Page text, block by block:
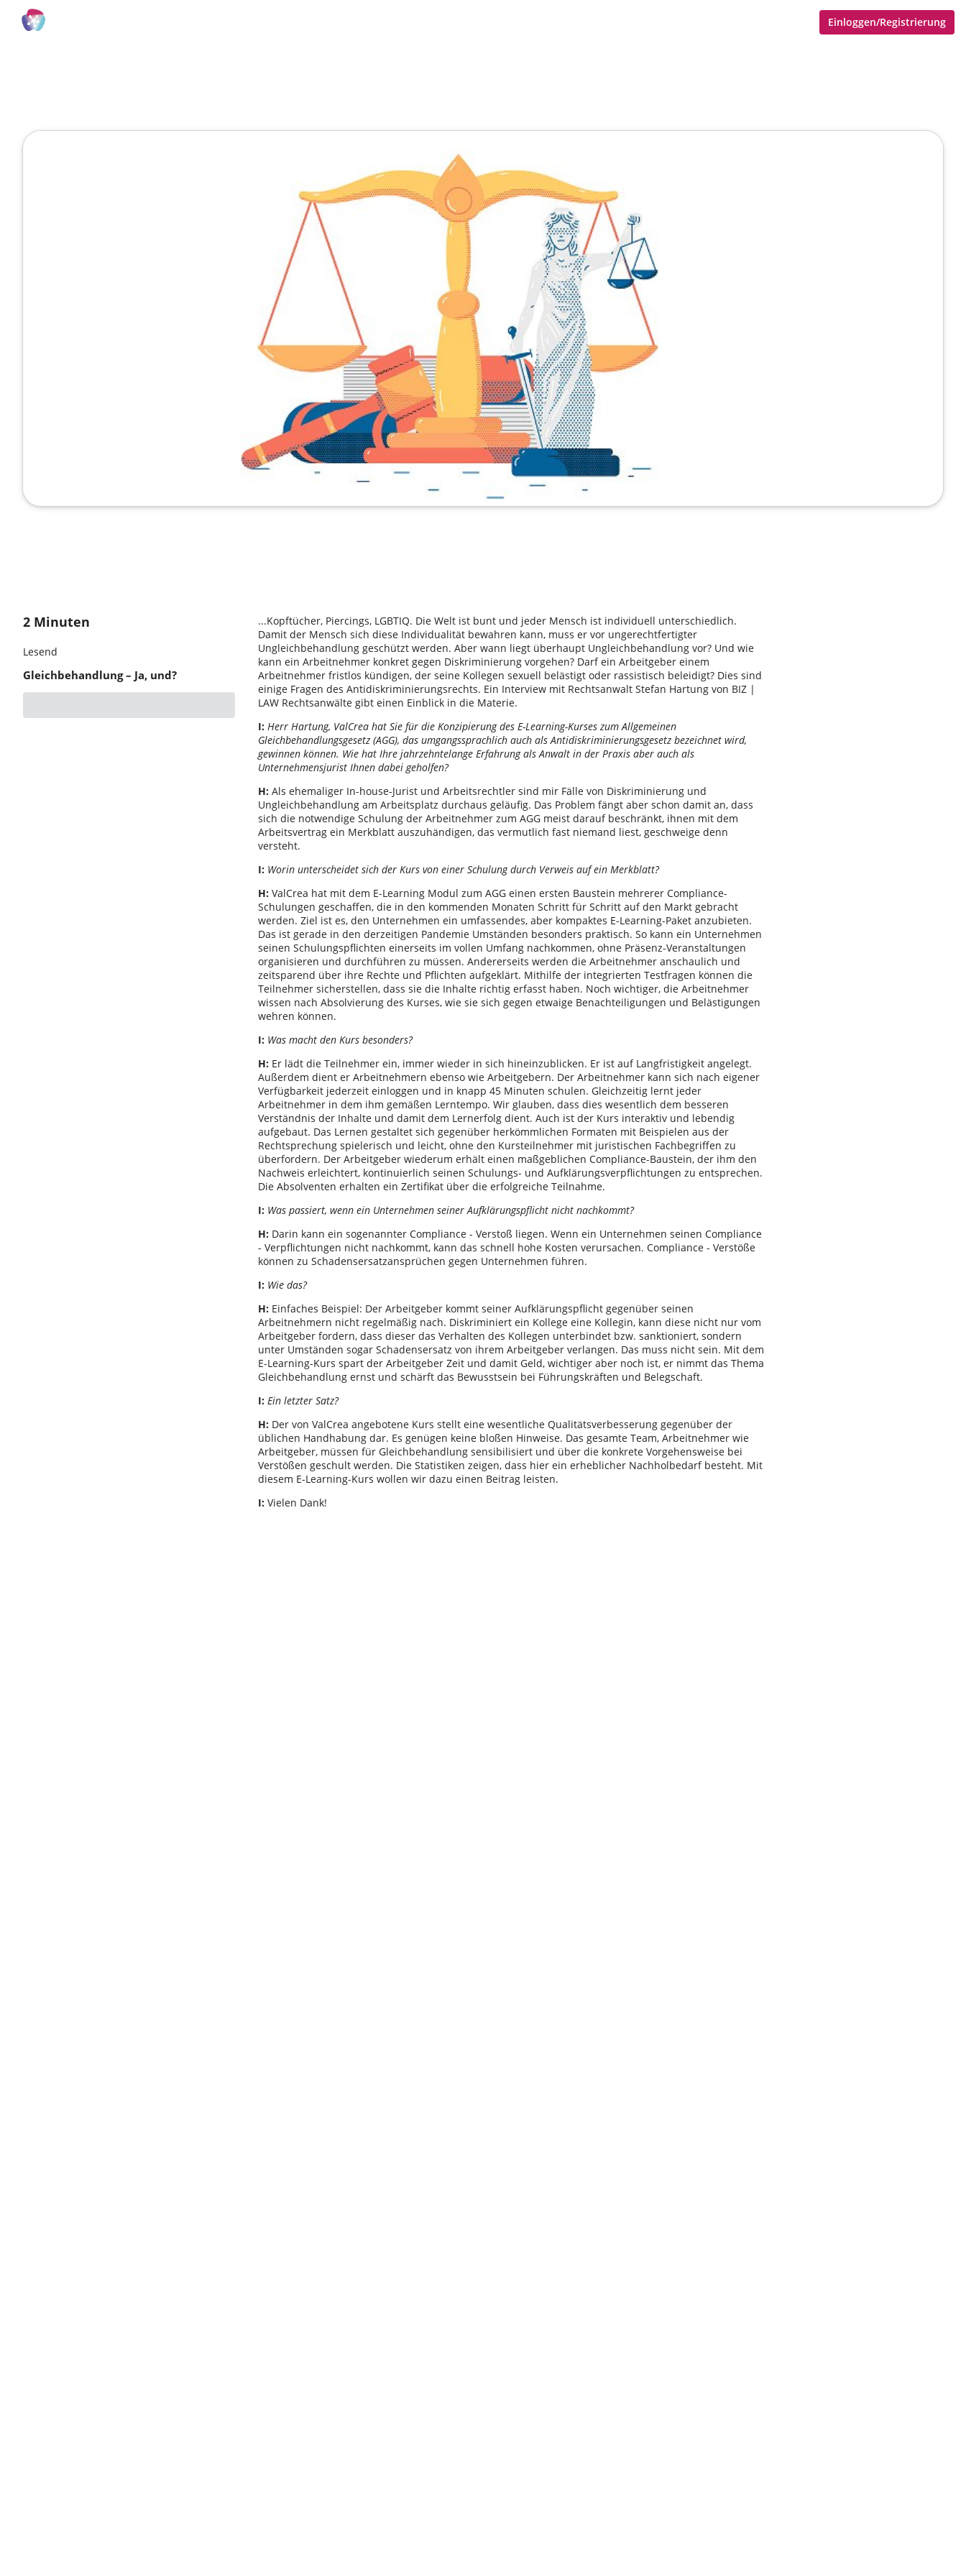
Einloggen/Registrierung
2 Minuten
Lesend
Gleichbehandlung – Ja, und?
...Kopftücher, Piercings, LGBTIQ. Die Welt ist bunt und jeder Mensch ist individuell unterschiedlich.
Damit der Mensch sich diese Individualität bewahren kann, muss er vor ungerechtfertigter
Ungleichbehandlung geschützt werden. Aber wann liegt überhaupt Ungleichbehandlung vor? Und wie
kann ein Arbeitnehmer konkret gegen Diskriminierung vorgehen? Darf ein Arbeitgeber einem
Arbeitnehmer fristlos kündigen, der seine Kollegen sexuell belästigt oder rassistisch beleidigt? Dies sind
einige Fragen des Antidiskriminierungsrechts. Ein Interview mit Rechtsanwalt Stefan Hartung von BIZ |
LAW Rechtsanwälte gibt einen Einblick in die Materie.
I: Herr Hartung, ValCrea hat Sie für die Konzipierung des E-Learning-Kurses zum Allgemeinen
Gleichbehandlungsgesetz (AGG), das umgangssprachlich auch als Antidiskriminierungsgesetz bezeichnet wird,
gewinnen können. Wie hat Ihre jahrzehntelange Erfahrung als Anwalt in der Praxis aber auch als
Unternehmensjurist Ihnen dabei geholfen?
H: Als ehemaliger In-house-Jurist und Arbeitsrechtler sind mir Fälle von Diskriminierung und
Ungleichbehandlung am Arbeitsplatz durchaus geläufig. Das Problem fängt aber schon damit an, dass
sich die notwendige Schulung der Arbeitnehmer zum AGG meist darauf beschränkt, ihnen mit dem
Arbeitsvertrag ein Merkblatt auszuhändigen, das vermutlich fast niemand liest, geschweige denn
versteht.
I: Worin unterscheidet sich der Kurs von einer Schulung durch Verweis auf ein Merkblatt?
H: ValCrea hat mit dem E-Learning Modul zum AGG einen ersten Baustein mehrerer Compliance-
Schulungen geschaffen, die in den kommenden Monaten Schritt für Schritt auf den Markt gebracht
werden. Ziel ist es, den Unternehmen ein umfassendes, aber kompaktes E-Learning-Paket anzubieten.
Das ist gerade in den derzeitigen Pandemie Umständen besonders praktisch. So kann ein Unternehmen
seinen Schulungspflichten einerseits im vollen Umfang nachkommen, ohne Präsenz-Veranstaltungen
organisieren und durchführen zu müssen. Andererseits werden die Arbeitnehmer anschaulich und
zeitsparend über ihre Rechte und Pflichten aufgeklärt. Mithilfe der integrierten Testfragen können die
Teilnehmer sicherstellen, dass sie die Inhalte richtig erfasst haben. Noch wichtiger, die Arbeitnehmer
wissen nach Absolvierung des Kurses, wie sie sich gegen etwaige Benachteiligungen und Belästigungen
wehren können.
I: Was macht den Kurs besonders?
H: Er lädt die Teilnehmer ein, immer wieder in sich hineinzublicken. Er ist auf Langfristigkeit angelegt.
Außerdem dient er Arbeitnehmern ebenso wie Arbeitgebern. Der Arbeitnehmer kann sich nach eigener
Verfügbarkeit jederzeit einloggen und in knapp 45 Minuten schulen. Gleichzeitig lernt jeder
Arbeitnehmer in dem ihm gemäßen Lerntempo. Wir glauben, dass dies wesentlich dem besseren
Verständnis der Inhalte und damit dem Lernerfolg dient. Auch ist der Kurs interaktiv und lebendig
aufgebaut. Das Lernen gestaltet sich gegenüber herkömmlichen Formaten mit Beispielen aus der
Rechtsprechung spielerisch und leicht, ohne den Kursteilnehmer mit juristischen Fachbegriffen zu
überfordern. Der Arbeitgeber wiederum erhält einen maßgeblichen Compliance-Baustein, der ihm den
Nachweis erleichtert, kontinuierlich seinen Schulungs- und Aufklärungsverpflichtungen zu entsprechen.
Die Absolventen erhalten ein Zertifikat über die erfolgreiche Teilnahme.
I: Was passiert, wenn ein Unternehmen seiner Aufklärungspflicht nicht nachkommt?
H: Darin kann ein sogenannter Compliance - Verstoß liegen. Wenn ein Unternehmen seinen Compliance
- Verpflichtungen nicht nachkommt, kann das schnell hohe Kosten verursachen. Compliance - Verstöße
können zu Schadensersatzansprüchen gegen Unternehmen führen.
I: Wie das?
H: Einfaches Beispiel: Der Arbeitgeber kommt seiner Aufklärungspflicht gegenüber seinen
Arbeitnehmern nicht regelmäßig nach. Diskriminiert ein Kollege eine Kollegin, kann diese nicht nur vom
Arbeitgeber fordern, dass dieser das Verhalten des Kollegen unterbindet bzw. sanktioniert, sondern
unter Umständen sogar Schadensersatz von ihrem Arbeitgeber verlangen. Das muss nicht sein. Mit dem
E-Learning-Kurs spart der Arbeitgeber Zeit und damit Geld, wichtiger aber noch ist, er nimmt das Thema
Gleichbehandlung ernst und schärft das Bewusstsein bei Führungskräften und Belegschaft.
I: Ein letzter Satz?
H: Der von ValCrea angebotene Kurs stellt eine wesentliche Qualitätsverbesserung gegenüber der
üblichen Handhabung dar. Es genügen keine bloßen Hinweise. Das gesamte Team, Arbeitnehmer wie
Arbeitgeber, müssen für Gleichbehandlung sensibilisiert und über die konkrete Vorgehensweise bei
Verstößen geschult werden. Die Statistiken zeigen, dass hier ein erheblicher Nachholbedarf besteht. Mit
diesem E-Learning-Kurs wollen wir dazu einen Beitrag leisten.
I: Vielen Dank!